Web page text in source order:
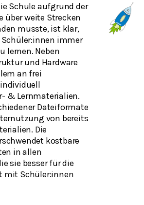
Schule aufgrund der
über weite Strecken
musste, ist klar,
immer
lernen. Neben
und Hardware
an frei
& Lernmaterialien.
Dateiformate
von bereits
Die
kostbare
in allen
sie besser für die
mit Schüler:innen